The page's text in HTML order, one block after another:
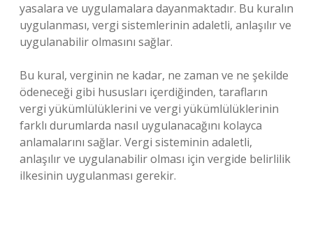
yasalara ve uygulamalara dayanmaktadır. Bu kuralın
uygulanması, vergi sistemlerinin adaletli, anlaşılır ve
uygulanabilir olmasını sağlar.
Bu kural, verginin ne kadar, ne zaman ve ne şekilde
ödeneceği gibi hususları içerdiğinden, tarafların
vergi yükümlülüklerini ve vergi yükümlülüklerinin
farklı durumlarda nasıl uygulanacağını kolayca
anlamalarını sağlar. Vergi sisteminin adaletli,
anlaşılır ve uygulanabilir olması için vergide belirlilik
ilkesinin uygulanması gerekir.